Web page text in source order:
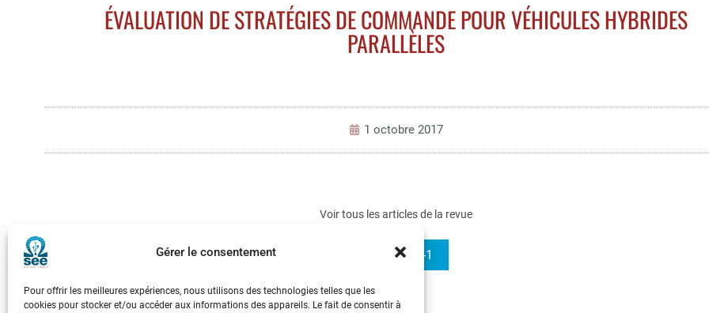
Gérer le consentement
Pour offrir les meilleures expériences, nous utilisons des technologies telles que les
cookies pour stocker et/ou accéder aux informations des appareils. Le fait de consentir à
ÉVALUATION DE STRATÉGIES DE COMMANDE POUR VÉHICULES HYBRIDES
PARALLÈLES
1 octobre 2017
Voir tous les articles de la revue
e-STA 2003-1